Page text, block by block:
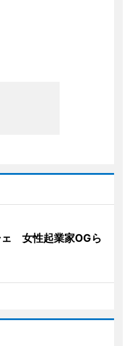
女性起業家OGら